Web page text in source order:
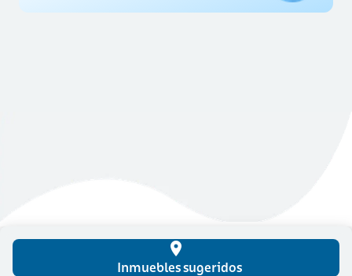
place
Inmuebles sugeridos